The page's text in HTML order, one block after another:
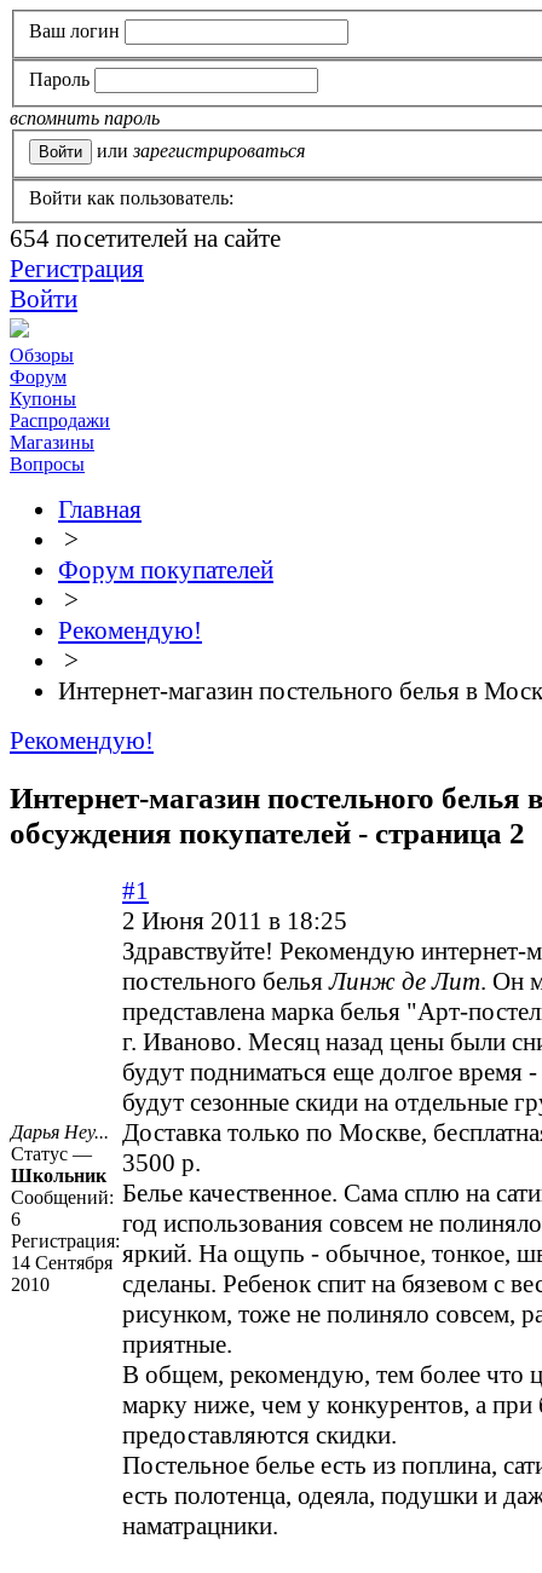
Ваш логин
Пароль
вспомнить пароль
или зарегистрироваться
Войти как пользователь:
654 посетителей на сайте
Регистрация
Войти
Обзоры
Форум
Купоны
Распродажи
Магазины
Вопросы
Главная
>
Форум покупателей
>
Рекомендую!
>
Интернет-магазин постельного белья в
Рекомендую!
Интернет-магазин постельного белья
обсуждения покупателей - страница 2
Дарья Неу...
Статус —
Школьник
Сообщений:
6
Регистрация:
14 Сентября
2010
#1
2 Июня 2011 в 18:25
Здравствуйте! Рекомендую интернет-
постельного бельяЛинж де Лит. Он
представлена марка белья "Арт-
г. Иваново. Месяц назад цены были
будут подниматься еще долгое время
будут сезонные скиди на отдельные
Доставка только по Москве,
3500 р.
Белье качественное. Сама сплю на
год использования совсем не
яркий. На ощупь - обычное, тонкое,
сделаны. Ребенок спит на бязевом с
рисунком, тоже не полиняло совсем,
приятные.
В общем, рекомендую, тем более что
марку ниже, чем у конкурентов, а при
предоставляются скидки.
Постельное белье есть из поплина,
есть полотенца, одеяла, подушки и
наматрацники.